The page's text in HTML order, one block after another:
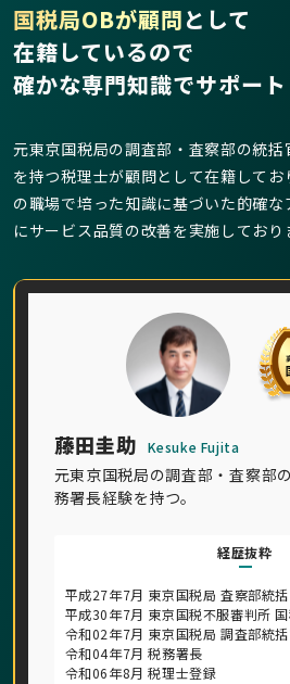
藤田圭助 Kesuke Fujita
元東京国税局の調査部・査察部
務署長経験を持つ。
経歴抜粋
平成27年7月 東京国税局 査察部統括
平成30年7月 東京国税不服審判所
令和02年7月 東京国税局 調査部統
令和04年7月 税務署長
令和06年8月 税理士登録
国税局OBが顧問として
在籍しているので
確かな専門知識でサポート
元東京国税局の調査部・査察部の統
を持つ税理士が顧問として在籍して
の職場で培った知識に基づいた的確
にサービス品質の改善を実施しており